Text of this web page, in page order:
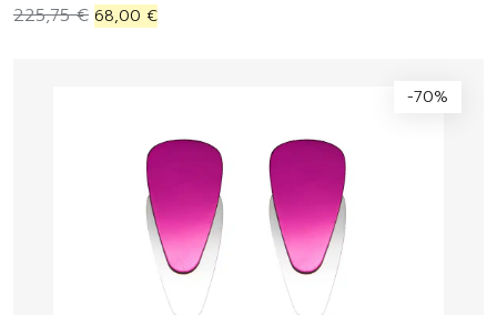
225,75€ 68,00 €
-70%